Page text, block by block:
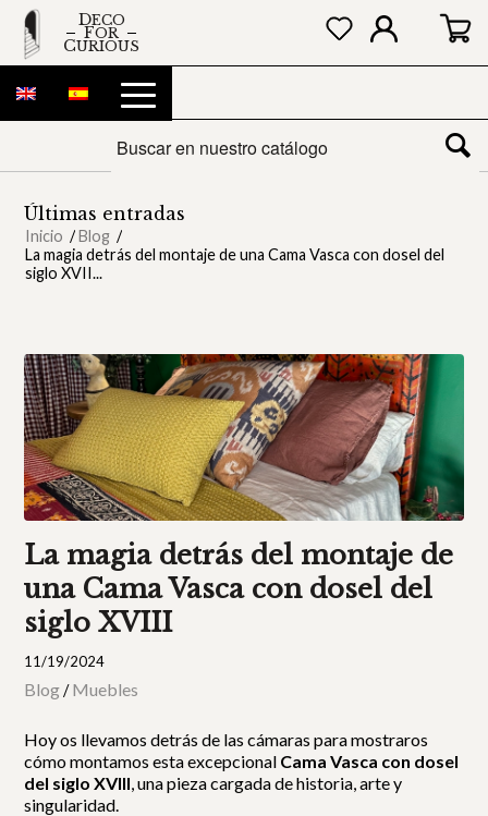
DECO
FOR
CURIOUS
Últimas entradas
Inicio / Blog /
La magia detrás del montaje de una Cama Vasca con dosel del
siglo XVII...
La magia detrás del montaje de
una Cama Vasca con dosel del
siglo XVIII
11/19/2024
Blog/Muebles
Hoy os llevamos detrás de las cámaras para mostraros
cómo montamos esta excepcional Cama Vasca con dosel
del siglo XVIII , una pieza cargada de historia, arte y
singularidad.